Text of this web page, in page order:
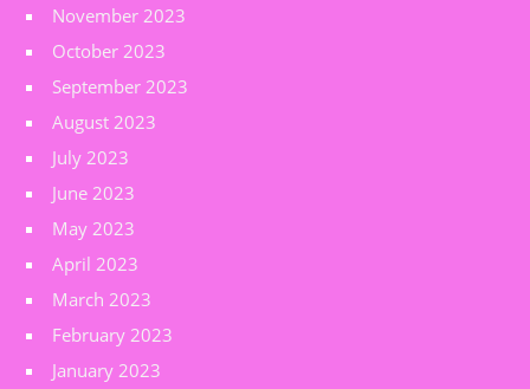
November 2023
October 2023
September 2023
August 2023
July 2023
June 2023
May 2023
April 2023
March 2023
February 2023
January 2023